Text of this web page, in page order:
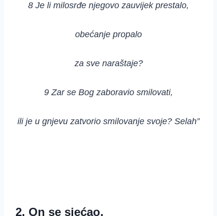
8 Je li milosrđe njegovo zauvijek prestalo,
obećanje propalo
za sve naraštaje?
9 Zar se Bog zaboravio smilovati,
ili je u gnjevu zatvorio smilovanje svoje? Selah”
2. On se sjećao.